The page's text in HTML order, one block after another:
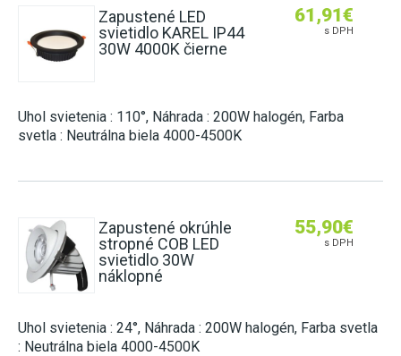
Zapustené LED
svietidlo KAREL IP44
30W 4000K čierne
61,91€
s DPH
Uhol svietenia : 110°, Náhrada : 200W halogén, Farba
svetla : Neutrálna biela 4000-4500K
Zapustené okrúhle
stropné COB LED
svietidlo 30W
náklopné
55,90€
s DPH
Uhol svietenia : 24°, Náhrada : 200W halogén, Farba svetla
: Neutrálna biela 4000-4500K